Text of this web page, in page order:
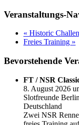
Veranstaltungs-
« Historic
Freies Training »
Bevorstehende
FT / NSR
8. August 2026
Slotfreunde
Deutschland
Zwei NSR